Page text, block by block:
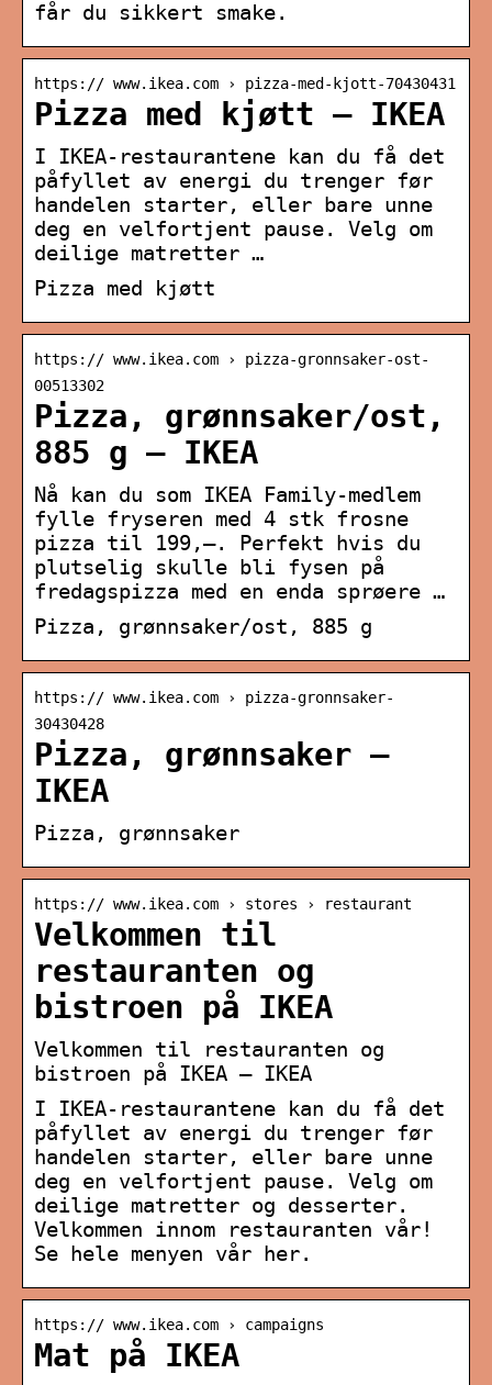
får du sikkert smake.
https:// www.ikea.com › pizza-med-kjott-70430431
Pizza med kjøtt – IKEA
I IKEA-restaurantene kan du få det
påfyllet av energi du trenger før
handelen starter, eller bare unne
deg en velfortjent pause. Velg om
deilige matretter …
Pizza med kjøtt
https:// www.ikea.com › pizza-gronnsaker-ost-
00513302
Pizza, grønnsaker/ost,
885 g – IKEA
Nå kan du som IKEA Family-medlem
fylle fryseren med 4 stk frosne
pizza til 199,–. Perfekt hvis du
plutselig skulle bli fysen på
fredagspizza med en enda sprøere …
Pizza, grønnsaker/ost, 885 g
https:// www.ikea.com › pizza-gronnsaker-
30430428
Pizza, grønnsaker –
IKEA
Pizza, grønnsaker
https:// www.ikea.com › stores › restaurant
Velkommen til
restauranten og
bistroen på IKEA
Velkommen til restauranten og
bistroen på IKEA – IKEA
I IKEA-restaurantene kan du få det
påfyllet av energi du trenger før
handelen starter, eller bare unne
deg en velfortjent pause. Velg om
deilige matretter og desserter.
Velkommen innom restauranten vår!
Se hele menyen vår her.
https:// www.ikea.com › campaigns
Mat på IKEA